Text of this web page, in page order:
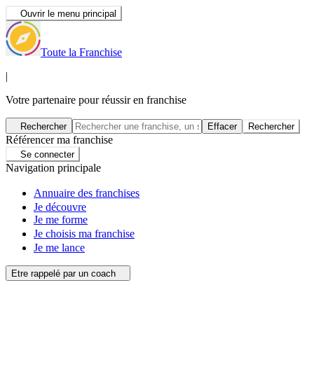
Ouvrir le menu principal
Toute la Franchise
|
Votre partenaire pour réussir en franchise
Rechercher Effacer Rechercher
Référencer ma franchise
Se connecter
Navigation principale
Annuaire des franchises
Je découvre
Je me forme
Je choisis ma franchise
Je me lance
Etre rappelé par un coach